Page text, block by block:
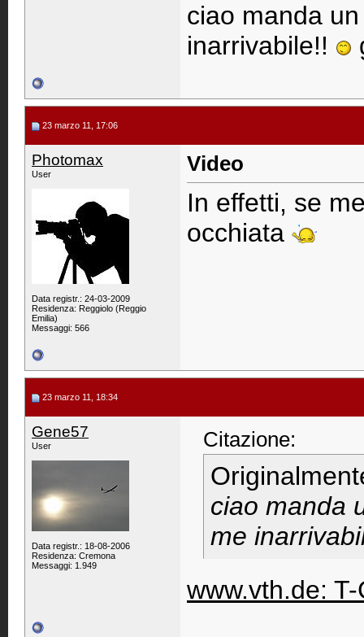
ciao manda
inarrivabile!!
23 marzo 11, 17:06
Photomax
User
Data registr.: 24-03-2009
Residenza: Reggiolo (Reggio
Emilia)
Messaggi: 566
Video
In effetti, se
occhiata
23 marzo 11, 18:34
Gene57
User
Data registr.: 18-08-2006
Residenza: Cremona
Messaggi: 1.949
Citazione:
ciao manda
me
www.vth.de: